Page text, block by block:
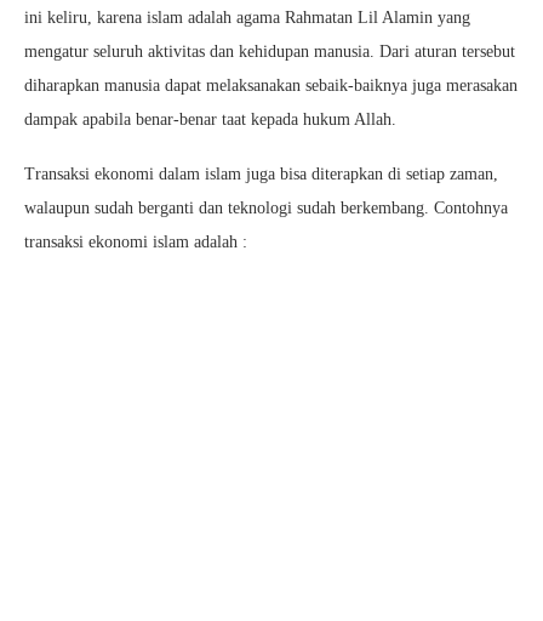
ini keliru, karena islam adalah agama Rahmatan Lil Alamin yang
mengatur seluruh aktivitas dan kehidupan manusia. Dari aturan tersebut
diharapkan manusia dapat melaksanakan sebaik-baiknya juga merasakan
dampak apabila benar-benar taat kepada hukum Allah.
Transaksi ekonomi dalam islam juga bisa diterapkan di setiap zaman,
walaupun sudah berganti dan teknologi sudah berkembang. Contohnya
transaksi ekonomi islam adalah :